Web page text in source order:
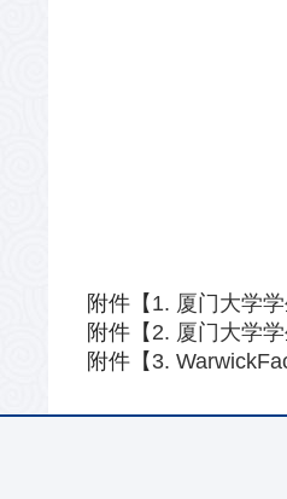
附件【 1. 厦门大学
附件【 2. 厦门大学
附件【 3.